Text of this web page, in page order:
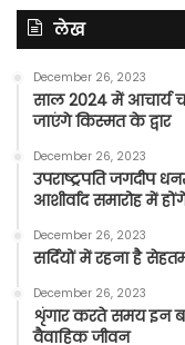
लेख
December 26, 2023
साल 2024 में आचार्य
जाएंगे किस्मत के द्वार
December 26, 2023
उपराष्ट्रपति जगदीप
आशीर्वाद समारोह में
December 26, 2023
सर्दियों में रहना है
December 26, 2023
शृंगार करते समय इन
वैवाहिक जीवन